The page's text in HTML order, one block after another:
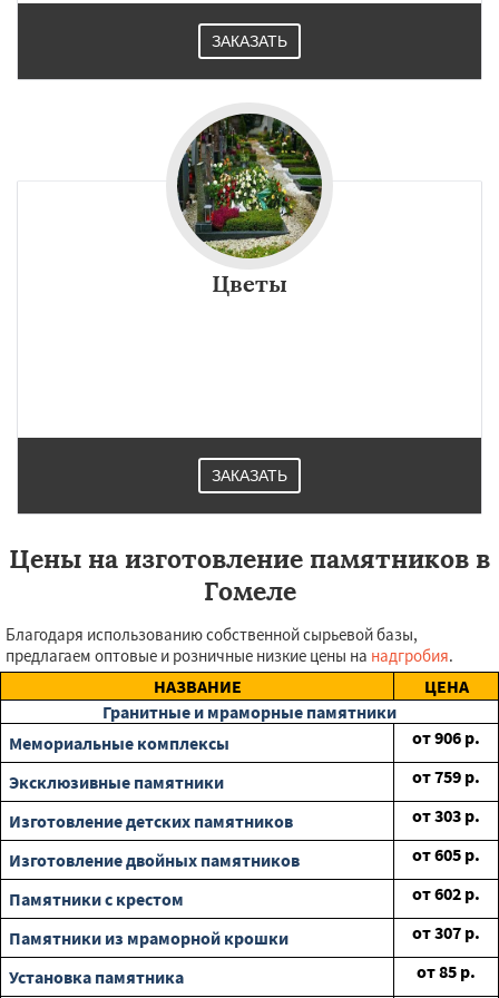
ЗАКАЗАТЬ
Цветы
ЗАКАЗАТЬ
Цены на изготовление памятников в
Гомеле
Благодаря использованию собственной сырьевой базы,
предлагаем оптовые и розничные низкие цены на надгробия.
НАЗВАНИЕ
ЦЕНА
Гранитные и мраморные памятники
Мемориальные комплексы
от906 р.
Эксклюзивные памятники
от759 р.
Изготовление детских памятников
от303 р.
Изготовление двойных памятников
от605 р.
Памятники с крестом
от602 р.
Памятники из мраморной крошки
от307 р.
Установка памятника
от85 р.